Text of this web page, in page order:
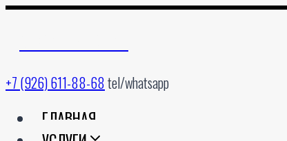
Перейти
содержимому
+7 (926) 611-88-68tel/whatsapp
ГЛАВНАЯ